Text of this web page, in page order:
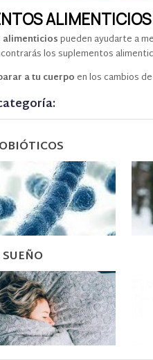
ALIMENTICIOS
alimenticiospueden ayudarte a
los suplementos
a tu cuerpo en los cambios
SUEÑO